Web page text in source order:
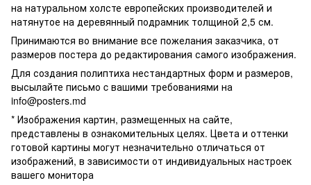
на натуральном холсте европейских производителей и
натянутое на деревянный подрамник толщиной 2,5 см.
Принимаются во внимание все пожелания заказчика, от
размеров постера до редактирования самого изображения.
Для создания полиптиха нестандартных форм и размеров,
высылайте письмо c вашими требованиями на
info@posters.md
* Изображения картин, размещенных на сайте,
представлены в ознакомительных целях. Цвета и оттенки
готовой картины могут незначительно отличаться от
изображений, в зависимости от индивидуальных настроек
вашего монитора